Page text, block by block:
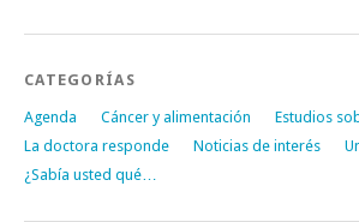
CATEGORÍAS
Agenda Cáncer y alimentación
Estudios
La doctora responde
Noticias de interés
¿Sabía usted qué…